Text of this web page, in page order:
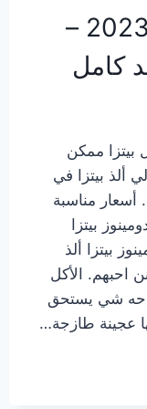
منيو دومينوز بيتزا 2023 –
كامل
بيتزا 2023 أفضل بيتزا ممكن
ألذ بيتزا في
أسعار مناسبة
بيتزا
بيتزا ألذ
احبهم. الأكل
شي يستحق
عجينة طازجة…